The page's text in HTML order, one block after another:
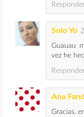
Solo Yo
Guauau
vez he
Ana
Gracias,